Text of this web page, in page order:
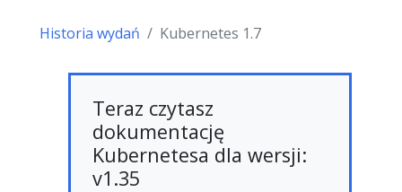
Historia wydań Kubernetes 1.7
Teraz czytasz
dokumentację
Kubernetesa dla wersji:
v1.35